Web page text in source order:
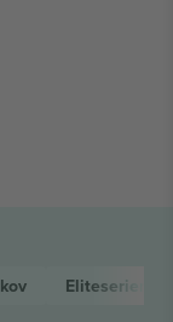
Eliteserien